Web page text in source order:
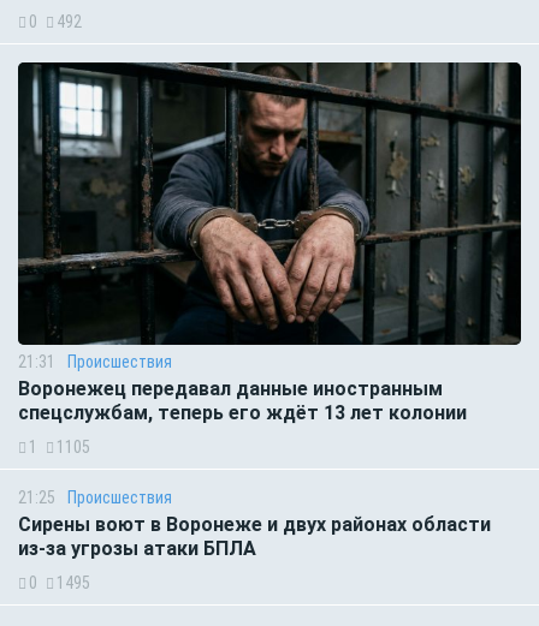
0 492
21:31 Происшествия
Воронежец передавал данные иностранным
спецслужбам, теперь его ждёт 13 лет колонии
1 1105
21:25 Происшествия
Сирены воют в Воронеже и двух районах области
из-за угрозы атаки БПЛА
0 1495